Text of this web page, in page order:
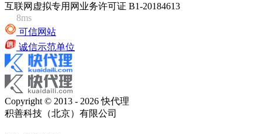
互联网虚拟专用网业务许可证 B1-20184613
8ms
可信网站
诚信示范单位
Copyright © 2013 - 2026 快代理
积善科技（北京）有限公司